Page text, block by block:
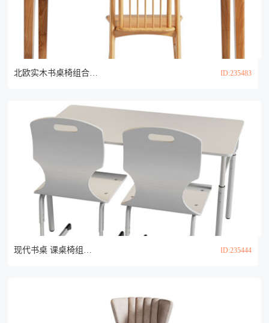
北欧实木书桌椅组合3d模型 ID:235483
现代书桌 课桌椅组合3d模型 ID:235444